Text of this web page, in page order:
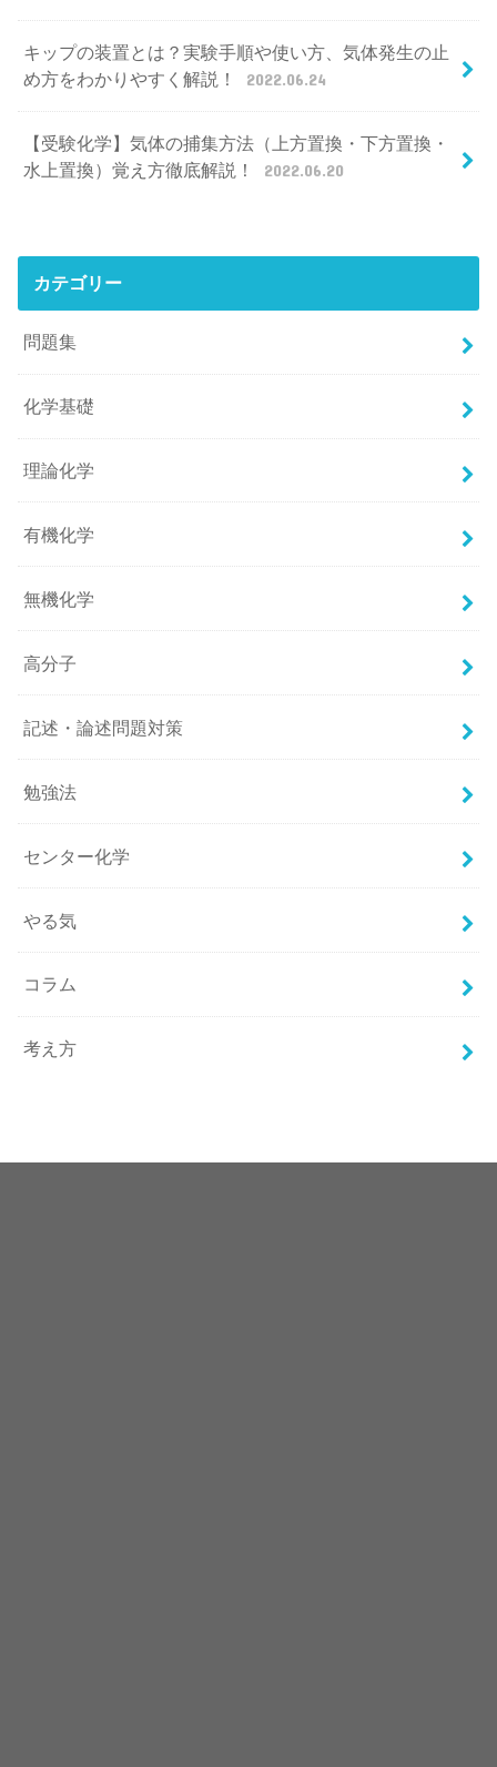
キップの装置とは？実験手順や使い方、気体発生の止
め方をわかりやすく解説！
2022.06.24
【受験化学】気体の捕集方法（上方置換・下方置換・
水上置換）覚え方徹底解説！
2022.06.20
カテゴリー
問題集
化学基礎
理論化学
有機化学
無機化学
高分子
記述・論述問題対策
勉強法
センター化学
やる気
コラム
考え方